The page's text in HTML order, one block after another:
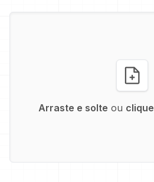
Arraste e solte ou clique